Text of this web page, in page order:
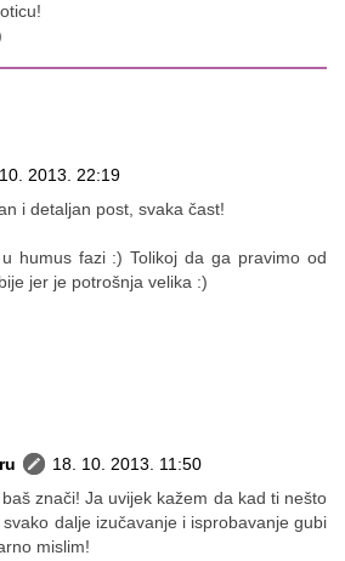
2013. 22:19
i detaljan post, svaka čast!
humus fazi :) Tolikoj da ga pravimo od
jer je potrošnja velika :)
18. 10. 2013. 11:50
znači! Ja uvijek kažem da kad ti nešto
dalje izučavanje i isprobavanje gubi
mislim!